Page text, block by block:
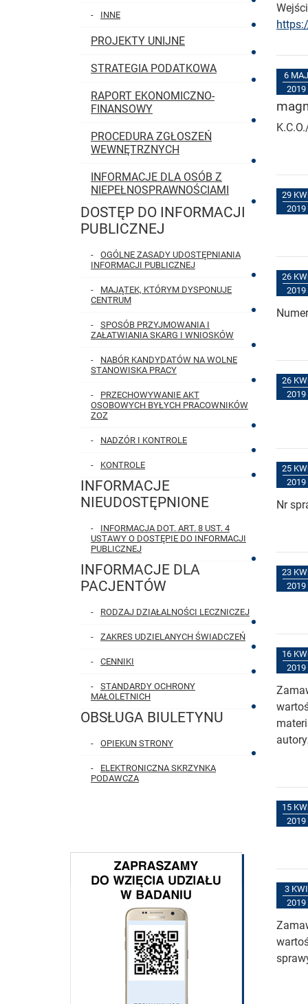
MENU GŁÓWNE
INNE
PROJEKTY UNIJNE
STRATEGIA PODATKOWA
RAPORT EKONOMICZNO-
FINANSOWY
PROCEDURA ZGŁOSZEŃ
WEWNĘTRZNYCH
INFORMACJE DLA OSÓB Z
NIEPEŁNOSPRAWNOŚCIAMI
DOSTĘP DO INFORMACJI
PUBLICZNEJ
OGÓLNE ZASADY UDOSTĘPNIANIA
INFORMACJI PUBLICZNEJ
MAJĄTEK, KTÓRYM DYSPONUJE
CENTRUM
SPOSÓB PRZYJMOWANIA I
ZAŁATWIANIA SKARG I WNIOSKÓW
NABÓR KANDYDATÓW NA WOLNE
STANOWISKA PRACY
PRZECHOWYWANIE AKT
OSOBOWYCH BYŁYCH PRACOWNIKÓW
ZOZ
NADZÓR I KONTROLE
KONTROLE
INFORMACJE
NIEUDOSTĘPNIONE
INFORMACJA DOT. ART. 8 UST. 4
USTAWY O DOSTĘPIE DO INFORMACJI
PUBLICZNEJ
INFORMACJE DLA
PACJENTÓW
RODZAJ DZIAŁALNOŚCI LECZNICZEJ
ZAKRES UDZIELANYCH ŚWIADCZEŃ
CENNIKI
STANDARDY OCHRONY
MAŁOLETNICH
OBSŁUGA BIULETYNU
OPIEKUN STRONY
ELEKTRONICZNA SKRZYNKA
PODAWCZA
6 MAJ
2019
29
2019
26
2019
26
2019
25
2019
Nr
23
2019
16
2019
15
2019
3 KWI
2019